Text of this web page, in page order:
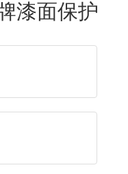
漆面保护